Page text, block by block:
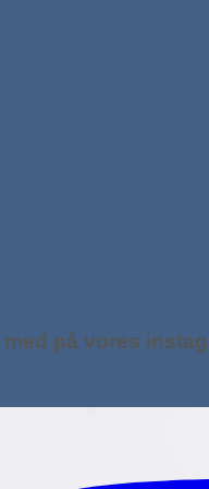
på vores